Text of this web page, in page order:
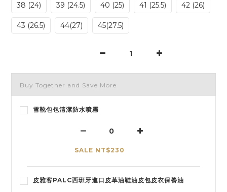
38 (24) 39 (24.5) 40 (25) 41 (25.5) 42 (26)
43 (26.5) 44(27) 45(27.5)
Buy Together and Save More
雪靴包包清潔防水噴霧
SALE NT$230
皮雅客PALC西班牙進口皮革油鞋油皮包皮衣保養油